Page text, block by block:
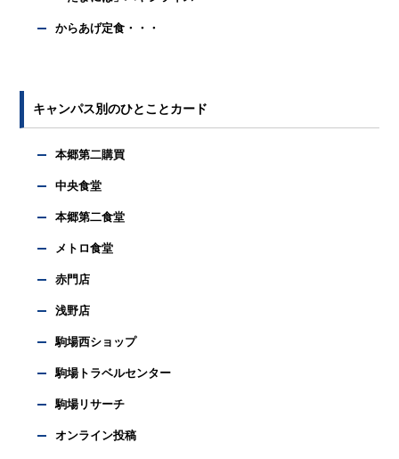
からあげ定食・・・
キャンパス別のひとことカード
本郷第二購買
中央食堂
本郷第二食堂
メトロ食堂
赤門店
浅野店
駒場西ショップ
駒場トラベルセンター
駒場リサーチ
オンライン投稿